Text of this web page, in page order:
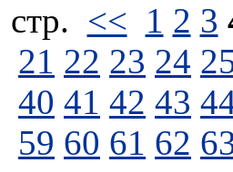
стp. << 1 2 3
21 22 23 24
40 41 42 43
59 60 61 62